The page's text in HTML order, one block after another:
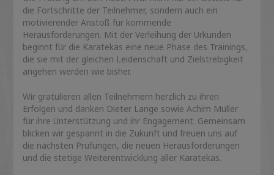
die Fortschritte der Teilnehmer, sondern auch ein
motivierender Anstoß für kommende
Herausforderungen. Mit der Verleihung der Urkunden
beginnt für die Karatekas eine neue Phase des Trainings,
die sie mit der gleichen Leidenschaft und Zielstrebigkeit
angehen werden wie bisher.
Wir gratulieren allen Teilnehmern herzlich zu ihren
Erfolgen und danken Dieter Lange sowie Achim Müller
für ihre Unterstützung und ihr Engagement. Gemeinsam
blicken wir gespannt in die Zukunft und freuen uns auf
die nächsten Prüfungen, die neuen Herausforderungen
und die stetige Weiterentwicklung aller Karatekas.